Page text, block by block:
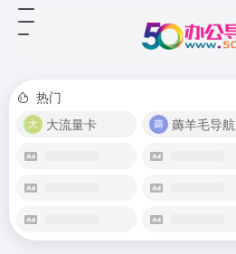
热门
大流量卡
薅羊毛导航